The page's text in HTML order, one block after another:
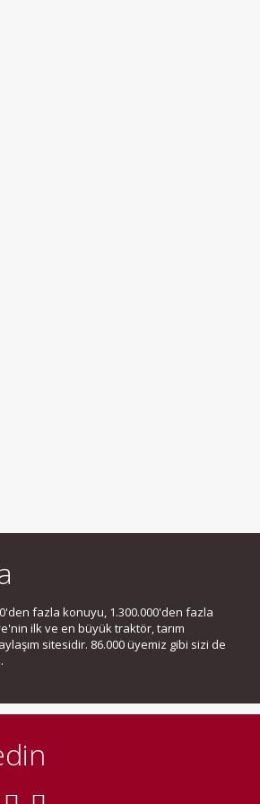
fazla konuyu, 1.300.000'den fazla
ilk ve en büyük traktör, tarım
sitesidir. 86.000 üyemiz gibi sizi de